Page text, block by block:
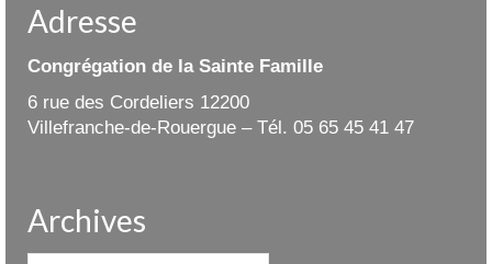
Adresse
Congrégation de la Sainte Famille
6 rue des Cordeliers 12200
Villefranche-de-Rouergue – Tél. 05 65 45 41 47
Archives